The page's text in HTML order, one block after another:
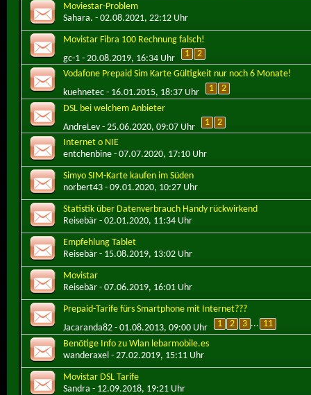
Moviestar-Problem
Sahara. - 02.08.2021, 22:12 Uhr
Movistar Fibra 100 Rechnung falsch!
gc-1 - 20.08.2019, 16:34 Uhr 1
2
Vodafone Prepaid Sim Karte Gültigkeit nur noch 6 Monate!
kuehnetec - 16.01.2015, 18:37 Uhr 1
2
DSL bei welchem Anbieter
AndreLev - 25.06.2020, 09:07 Uhr 1
2
Internet o NIE
entchenbine - 07.07.2020, 17:10 Uhr
Simyo SIM-Karte kaufen im Süden
norbert43 - 09.01.2020, 10:27 Uhr
Statistik über Datenverbrauch Handy rückwirkend
Reisebär - 02.01.2020, 11:34 Uhr
Empfehlung Tablet
Reisebär - 15.08.2019, 13:02 Uhr
Movistar
Reisebär - 07.06.2019, 16:01 Uhr
Prepaid-Tarife fürs Smartphone mit Internet???
Jacaranda82 - 01.08.2013, 09:00 Uhr 1 2 3 ... 11
Benötige Info zu Wlan lebarmobile.es
wanderaxel - 27.02.2019, 15:11 Uhr
Movistar DSL Tarife
Sandra - 12.09.2018, 19:21 Uhr